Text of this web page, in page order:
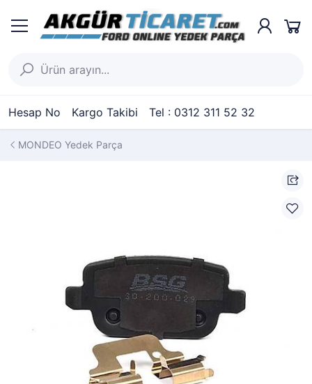
Hesap No Kargo Takibi Tel : 0312 311 52 32
MONDEO Yedek Parça